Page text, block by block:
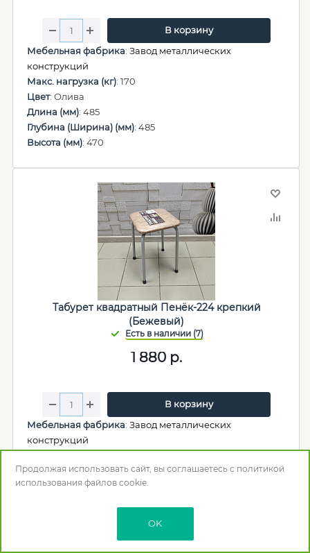
В корзину
Мебельная фабрика: Завод металлических
конструкций
Макс. нагрузка (кг): 170
Цвет: Олива
Длина (мм): 485
Глубина (Ширина) (мм): 485
Высота (мм): 470
Табурет квадратный Пенёк-224 крепкий
(Бежевый)
1 880 р.
В корзину
Мебельная фабрика: Завод металлических
конструкций
Цвет: Бежевый
Длина (мм): 485
Продолжая использовать сайт, вы соглашаетесь с политикой
использования файлов cookie.
OK